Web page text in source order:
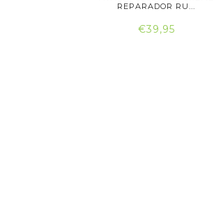
REPARADOR RU...
€39,95